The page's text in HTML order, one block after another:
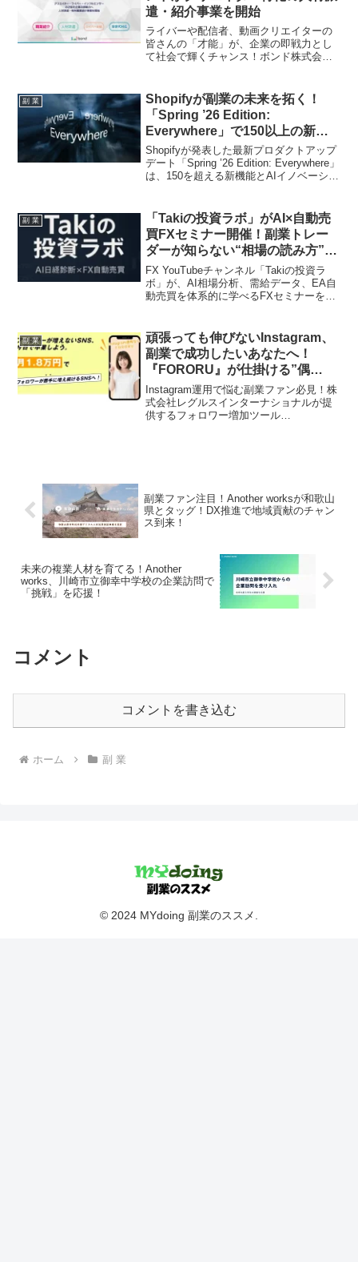
遣・紹介事業を開始
ライバーや配信者、動画クリエイターの
皆さんの「才能」が、企業の即戦力とし
て社会で輝くチャンス！ボンド株式会社
アサービス」を本格始動。パラレルキャ
リアやセカンドキャリアの夢を応援しま
す！
副 業
Shopifyが副業の未来を拓く！
「Spring ’26 Edition:
Everywhere」で150以上の新機
能が降臨！
Shopifyが発表した最新プロダクトアップ
デート「Spring ’26 Edition: Everywhere」
は、150を超える新機能とAIイノベーショ
できるよう支援します。副業に取り組む
方々にとって、ビジネスの可能性を無限
大に広げる画期的なアップデートの全貌
をご紹介します。
副 業
「Takiの投資ラボ」がAI×自動売
買FXセミナー開催！副業トレー
ダーが知らない“相場の読み方”で
勝利を掴むチャンス
FX YouTubeチャンネル「Takiの投資ラ
ボ」が、AI相場分析、需給データ、EA自
動売買を体系的に学べるFXセミナーを開
を理解し、再現性の高いトレード判断を
身につけるための新しい投資戦略を紹
介。AI時代の金融市場で個人トレーダー
が活躍するための秘訣が詰まった注目の
イベントです。
副 業
頑張っても伸びないInstagram、
副業で成功したいあなたへ！
『FORORU』が仕掛ける”偶
然”から”必然”のフォロワー増加
術！
Instagram運用で悩む副業ファン必見！株
式会社レグルスインターナショナルが提
供するフォロワー増加ツール
副業ファン注目！Another worksが和歌山
県とタッグ！DX推進で地域貢献のチャン
ス到来！
未来の複業人材を育てる！Another
works、川崎市立御幸中学校の企業訪問で
「挑戦」を応援！
コメント
コメントを書き込む
ホーム 副 業
© 2024 MYdoing 副業のススメ.